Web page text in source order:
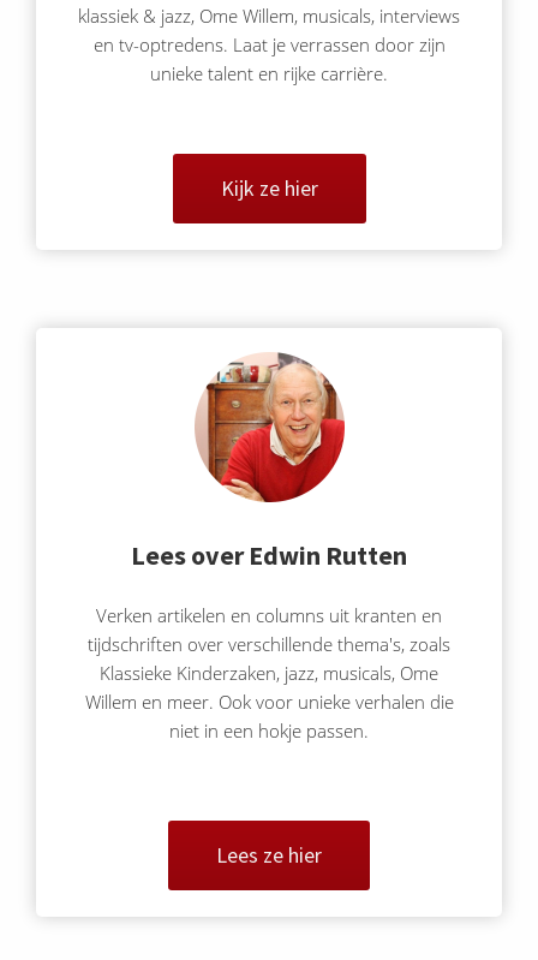
klassiek & jazz, Ome Willem, musicals, interviews
en tv-optredens. Laat je verrassen door zijn
unieke talent en rijke carrière.
Kijk ze hier
Lees over Edwin Rutten
Verken artikelen en columns uit kranten en
tijdschriften over verschillende thema's, zoals
Klassieke Kinderzaken, jazz, musicals, Ome
Willem en meer. Ook voor unieke verhalen die
niet in een hokje passen.
Lees ze hier